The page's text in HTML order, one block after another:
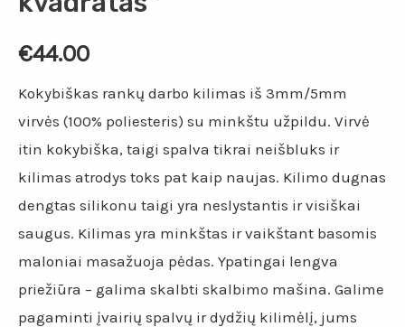
€44.00
Kokybiškas rankų darbo kilimas iš 3mm/5mm
virvės (100% poliesteris) su minkštu užpildu. Virvė
itin kokybiška, taigi spalva tikrai neišbluks ir
kilimas atrodys toks pat kaip naujas. Kilimo dugnas
dengtas silikonu taigi yra neslystantis ir visiškai
saugus. Kilimas yra minkštas ir vaikštant basomis
maloniai masažuoja pėdas. Ypatingai lengva
priežiūra – galima skalbti skalbimo mašina. Galime
pagaminti įvairių spalvų ir dydžių kilimėlį, jums